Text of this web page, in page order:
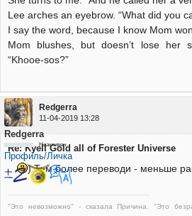
Lee arches an eyebrow. “What did you
I say the word, because I know Mom
Mom blushes, but doesn’t lose her
“Khooe-sos?”
Redgerra
11-04-2019 13:28
Redgerra
Неактивен
Профиль/Личка
Re: Kyell Gold all of Forester Universe
) Тем более переводи - меньше
"Это невозможно" - сказала Причина. "Это